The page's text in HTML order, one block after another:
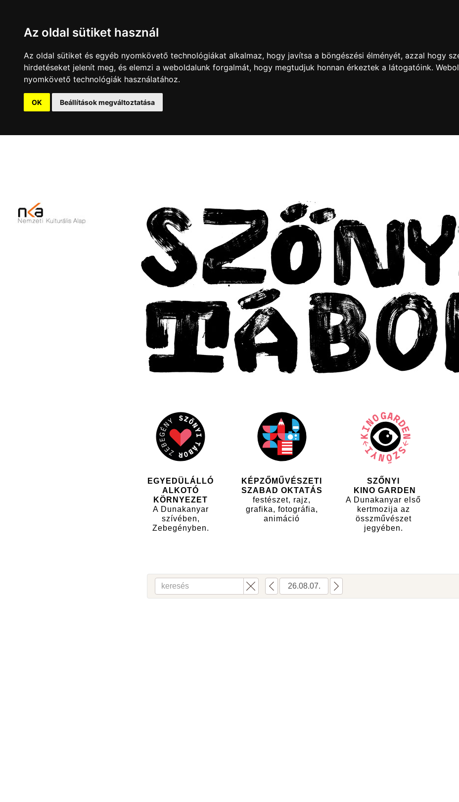
Az oldal sütiket használ
Az oldal sütiket és egyéb nyomkövető technológiákat alkalmaz, hogy javítsa a böngészési élményét, azzal hogy
hirdetéseket jelenít meg, és elemzi a weboldalunk forgalmát, hogy megtudjuk honnan érkeztek a látogatóink.
nyomkövető technológiák használatához.
OK Beállítások megváltoztatása
EGYEDÜLÁLLÓ
ALKOTÓ
KÖRNYEZET
A Dunakanyar
szívében,
Zebegényben.
SZŐNYI
KINO GARDEN
A Dunakanyar első
kertmozija az
összművészet
jegyében.
KÉPZŐMŰVÉSZETI
SZABAD OKTATÁS
festészet, rajz,
grafika, fotográfia,
animáció